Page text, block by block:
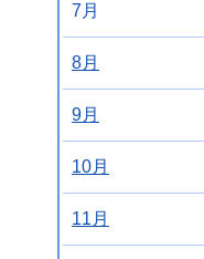
7月
8月
9月
10月
11月